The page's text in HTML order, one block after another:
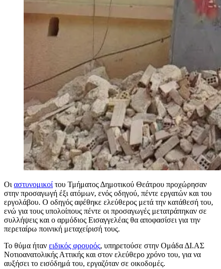
Οι αστυνομικοί του Τμήματος Δημοτικού Θεάτρου προχώρησαν
στην προσαγωγή έξι ατόμων, ενός οδηγού, πέντε εργατών και του
εργολάβου. Ο οδηγός αφέθηκε ελεύθερος μετά την κατάθεσή του,
ενώ για τους υπολοίπους πέντε οι προσαγωγές μετατράπηκαν σε
συλλήψεις και ο αρμόδιος Εισαγγελέας θα αποφασίσει για την
περεταίρω ποινική μεταχείρισή τους.
Το θύμα ήταν ειδικός φρουρός, υπηρετούσε στην Ομάδα ΔΙ.ΑΣ
Νοτιοανατολικής Αττικής και στον ελεύθερο χρόνο του, για να
αυξήσει το εισόδημά του, εργαζόταν σε οικοδομές.